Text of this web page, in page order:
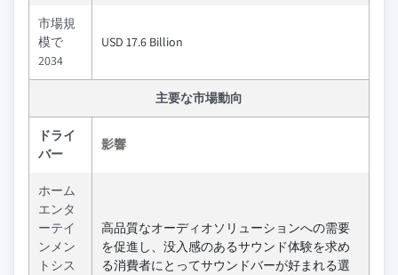
市場規
模で
2034
USD 17.6 Billion
主要な市場動向
ドライ
バー
影響
ホーム
エンタ
ーテイ
ンメン
トシス
高品質なオーディオソリューションへの需要
を促進し、没入感のあるサウンド体験を求め
る消費者にとってサウンドバーが好まれる選